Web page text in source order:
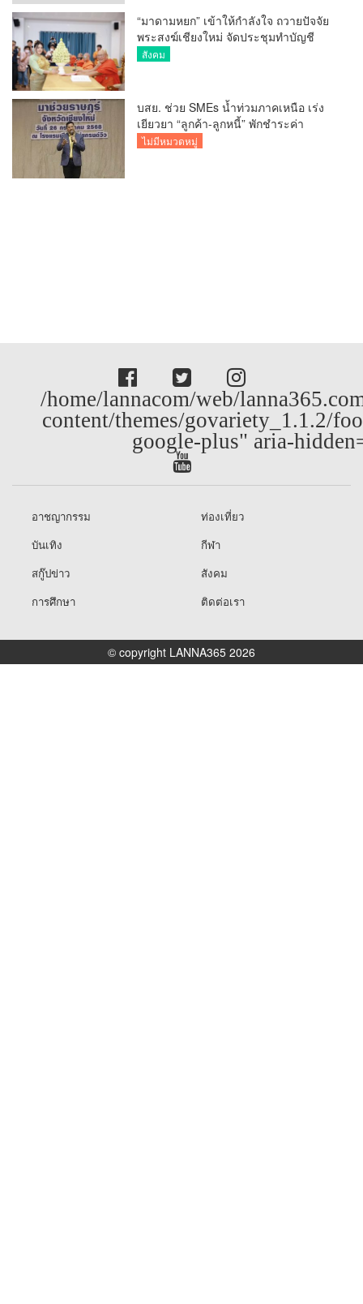
“มาดามหยก” เข้าให้กำลังใจ ถวายปัจจัย
พระสงฆ์เชียงใหม่ จัดประชุมทำบัญชี
รายรับรายจ่ายของวัด กว่า 300 รูป ที่วัด
สังคม
บสย. ช่วย SMEs น้ำท่วมภาคเหนือ เร่ง
เยียวยา “ลูกค้า-ลูกหนี้” พักชำระค่า
ธรรมเนียม-ค่างวด
ไม่มีหมวดหมู่
/home/lannacom/web/
content/themes/govariety_1.1.2/
google-plus" aria-
อาชญากรรม
ท่องเที่ยว
บันเทิง
กีฬา
สกู๊ปข่าว
สังคม
การศึกษา
ติดต่อเรา
© copyright LANNA365 2026